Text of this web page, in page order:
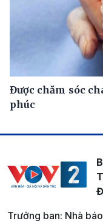
Được chăm sóc
phúc
Trưởng ban: Nhà